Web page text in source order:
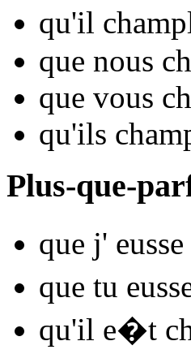
qu'il
que nous
que vous
qu'ils
Plus-que-
que j'
que tu
qu'il e�t